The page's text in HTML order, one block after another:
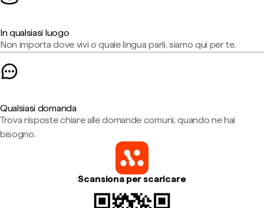
In qualsiasi luogo
Non importa dove vivi o quale lingua parli, siamo qui per te.
Qualsiasi domanda
Trova risposte chiare alle domande comuni, quando ne hai
bisogno.
Scansiona per scaricare